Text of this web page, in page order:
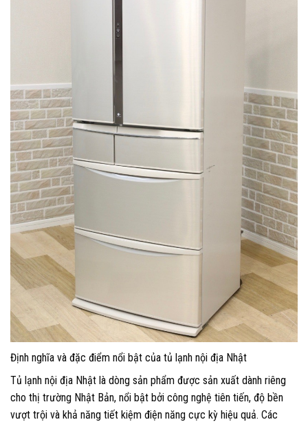
Định nghĩa và đặc điểm nổi bật của tủ lạnh nội địa Nhật
Tủ lạnh nội địa Nhật là dòng sản phẩm được sản xuất dành riêng
cho thị trường Nhật Bản, nổi bật bởi công nghệ tiên tiến, độ bền
vượt trội và khả năng tiết kiệm điện năng cực kỳ hiệu quả. Các